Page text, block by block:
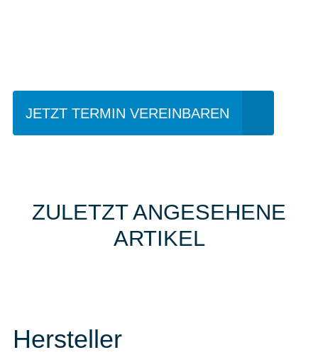
JETZT TERMIN VEREINBAREN
ZULETZT ANGESEHENE
ARTIKEL
Hersteller